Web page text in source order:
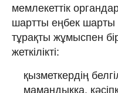
мемлекеттік
шартты еңбек шарты
тұрақты жұмыспен
жеткілікті:
қызметкердің
мамандыққа,